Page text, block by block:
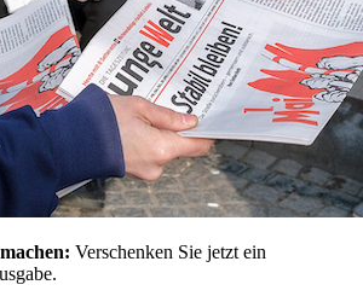
Verschenken Sie jetzt ein